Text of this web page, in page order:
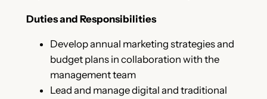
Duties and Responsibilities
Develop annual marketing strategies and
budget plans in collaboration with the
management team
Lead and manage digital and traditional